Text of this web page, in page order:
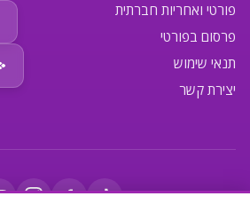
פורטי ואחריות חברתית
פרסום בפורטי
תנאי שימוש
יצירת קשר